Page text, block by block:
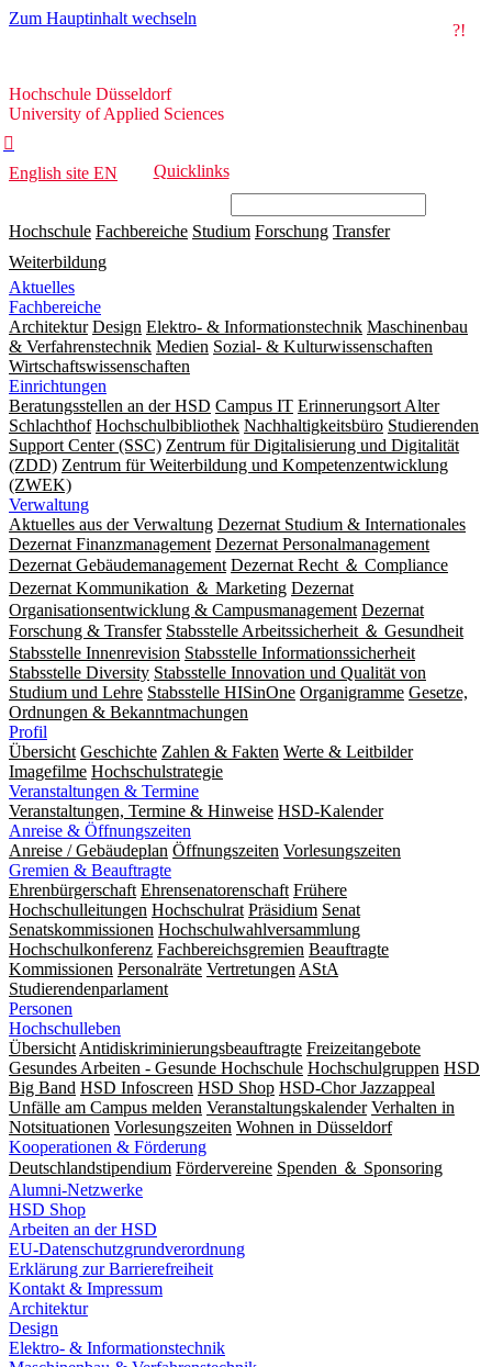
Zum Hauptinhalt wechseln
?!
Hochschule
Düsseldorf
Hochschule Düsseldorf
University of Applied Sciences

English site EN Quicklinks
Hochschule Fachbereiche Studium Forschung Transfer
Weiterbildung
Aktuelles
Fachbereiche
Architektur Design Elektro- & Informationstechnik Maschinenbau
& Verfahrenstechnik Medien Sozial- & Kulturwissenschaften
Wirtschaftswissenschaften
Einrichtungen
Beratungsstellen an der HSD Campus IT Erinnerungsort Alter
Schlachthof Hochschulbibliothek Nachhaltigkeitsbüro Studierenden
Support Center (SSC) Zentrum für Digitalisierung und Digitalität
(ZDD) Zentrum für Weiterbildung und Kompetenzentwicklung
(ZWEK)
Verwaltung
Aktuelles aus der Verwaltung Dezernat Studium & Internationales
Dezernat Finanzmanagement Dezernat Personalmanagement
Dezernat Gebäudemanagement Dezernat Recht ＆ Compliance
Dezernat Kommunikation ＆ Marketing Dezernat
Organisationsentwicklung & Campusmanagement Dezernat
Forschung & Transfer Stabsstelle Arbeitssicherheit ＆ Gesundheit
Stabsstelle Innenrevision Stabsstelle In­for­ma­ti­ons­sicher­heit
Stabsstelle Diversity Stabsstelle Innovation und Qualität von
Studium und Lehre Stabsstelle HISinOne Organigramme Gesetze,
Ordnungen & Bekanntmachungen
Profil
Übersicht Geschichte Zahlen & Fakten Werte & Leitbilder
Imagefilme Hochschulstrategie
Veranstaltungen & Termine
Veranstaltungen, Termine & Hinweise HSD-Kalender
Anreise & Öffnungszeiten
Anreise / Gebäudeplan Öffnungszeiten Vorlesungszeiten
Gremien & Beauftragte
Ehrenbürgerschaft Ehrensenatorenschaft Frühere
Hochschulleitungen Hochschulrat Präsidium Senat
Senatskommissionen Hochschulwahlversammlung
Hochschulkonferenz Fachbereichsgremien Beauftragte
Kommissionen Personalräte Vertretungen AStA
Studierendenparlament
Personen
Hochschulleben
Übersicht Antidiskriminierungsbeauftragte Freizeitangebote
Gesundes Arbeiten - Gesunde Hochschule Hochschulgruppen HSD
Big Band HSD Infoscreen HSD Shop HSD-Chor Jazzappeal
Unfälle am Campus melden Veranstaltungskalender Verhalten in
Notsituationen Vorlesungszeiten Wohnen in Düsseldorf
Kooperationen & Förderung
Deutschlandstipendium Fördervereine Spenden ＆ Sponsoring
Alumni-Netzwerke
HSD Shop
Arbeiten an der HSD
EU-Datenschutzgrundverordnung
Erklärung zur Barrierefreiheit
Kontakt & Impressum
Architektur
Design
Elektro- & Informationstechnik